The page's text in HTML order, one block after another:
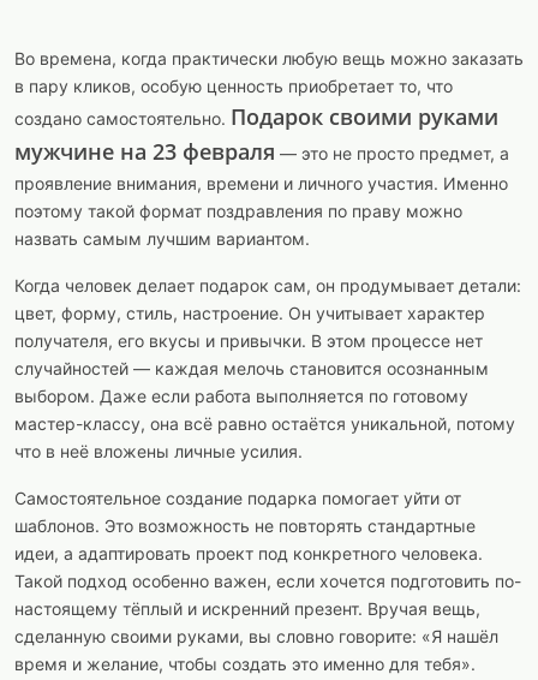
Во времена, когда практически любую вещь можно заказать
в пару кликов, особую ценность приобретает то, что
создано самостоятельно. Подарок своими руками
мужчине на 23 февраля — это не просто предмет, а
проявление внимания, времени и личного участия. Именно
поэтому такой формат поздравления по праву можно
назвать самым лучшим вариантом.
Когда человек делает подарок сам, он продумывает детали:
цвет, форму, стиль, настроение. Он учитывает характер
получателя, его вкусы и привычки. В этом процессе нет
случайностей — каждая мелочь становится осознанным
выбором. Даже если работа выполняется по готовому
мастер-классу, она всё равно остаётся уникальной, потому
что в неё вложены личные усилия.
Самостоятельное создание подарка помогает уйти от
шаблонов. Это возможность не повторять стандартные
идеи, а адаптировать проект под конкретного человека.
Такой подход особенно важен, если хочется подготовить по-
настоящему тёплый и искренний презент. Вручая вещь,
сделанную своими руками, вы словно говорите: «Я нашёл
время и желание, чтобы создать это именно для тебя».